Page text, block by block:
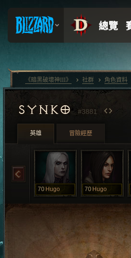
SYNKO #3881
英雄 冒險經歷
70 Hugo 70 Hugo
《暗黑破壞神III》 社群 角色資料